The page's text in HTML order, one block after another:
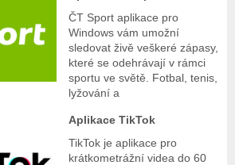
ČT Sport aplikace pro
Windows vám umožní
sledovat živě veškeré zápasy,
které se odehrávají v rámci
sportu ve světě. Fotbal, tenis,
lyžování a
Aplikace TikTok
TikTok je aplikace pro
krátkometrážní videa do 60